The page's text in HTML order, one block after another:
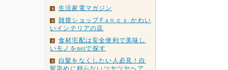
生活家電マガジン
雑貨ショップＦaｎｃｙ かわい
いインテリアの店
食材宅配は安全便利で美味し
いモノをnetで探す
白髪をなくしたい人必見！白
髪染めに頼らないツヤツヤヘア